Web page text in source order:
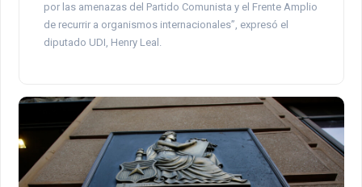
por las amenazas del Partido Comunista y el Frente Amplio
de recurrir a organismos internacionales”, expresó el
diputado UDI, Henry Leal.